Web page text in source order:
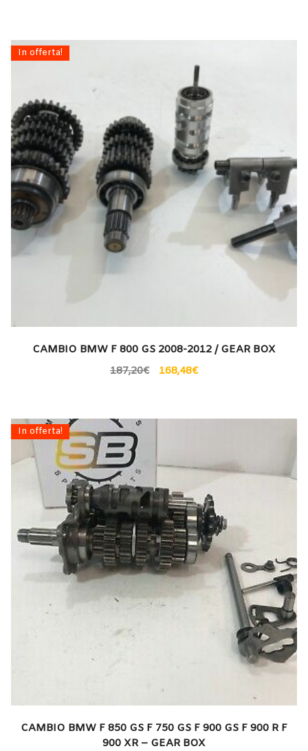
In offerta!
CAMBIO BMW F 800 GS 2008-2012 / GEAR BOX
187,20€ 168,48€
In offerta!
CAMBIO BMW F 850 GS F 750 GS F 900 GS F 900 R F
900 XR – GEAR BOX